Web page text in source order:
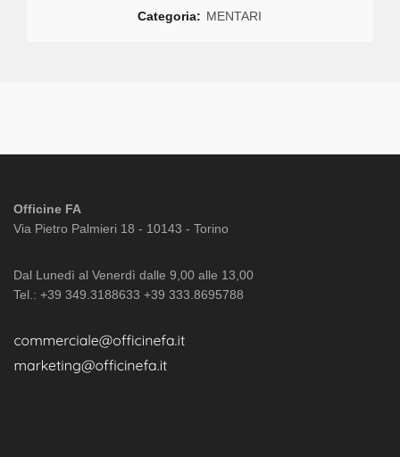
Categoria: MENTARI
Officine FA
Via Pietro Palmieri 18 - 10143 - Torino
Dal Lunedì al Venerdì dalle 9,00 alle 13,00
Tel.: +39 349.3188633 +39 333.8695788